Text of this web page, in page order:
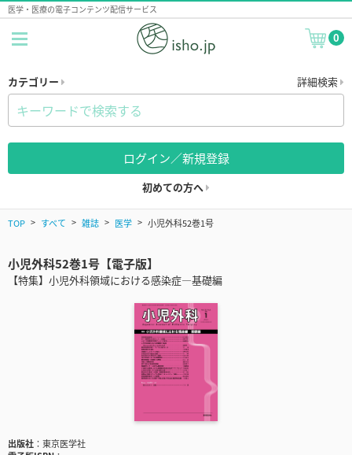
医学・医療の電子コンテンツ配信サービス
0
カテゴリー 詳細検索
ログイン／新規登録
初めての方へ
TOP すべて 雑誌 医学 小児外科52巻1号
小児外科52巻1号【電子版】
【特集】小児外科領域における感染症―基礎編
出版社
東京医学社